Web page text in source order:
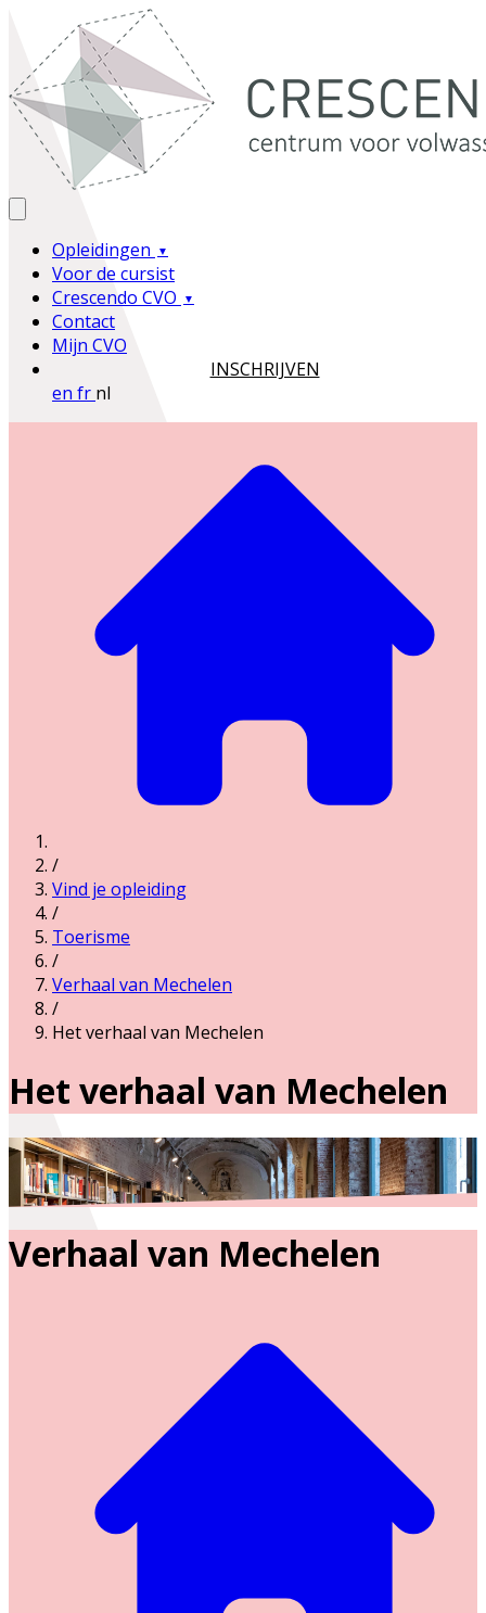
Opleidingen
Voor de cursist
Crescendo CVO
Contact
Mijn CVO
INSCHRIJVEN
en fr nl
/
Vind je opleiding
/
Toerisme
/
Verhaal van Mechelen
/
Het verhaal van Mechelen
Het verhaal van Mechelen
Verhaal van Mechelen